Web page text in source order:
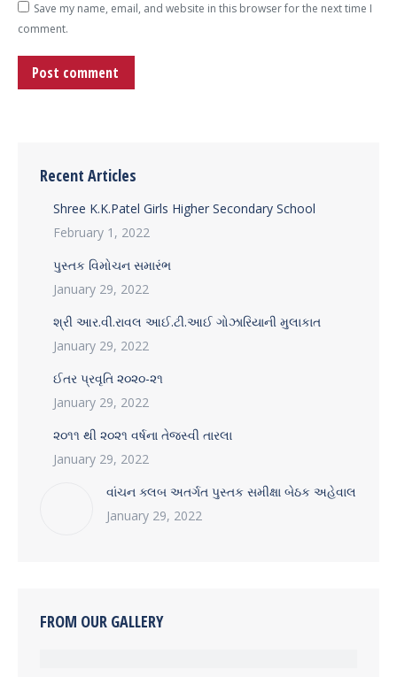
Save my name, email, and website in this browser for the next time I
comment.
Post comment
Recent Articles
Shree K.K.Patel Girls Higher Secondary School
February 1, 2022
પુસ્તક વિમોચન સમારંભ
January 29, 2022
શ્રી આર.વી.રાવલ આઈ.ટી.આઈ ગોઝારિયાની મુલાકાત
January 29, 2022
ઈતર પ્રવૃતિ ૨૦૨૦-૨૧
January 29, 2022
૨૦૧૧ થી ૨૦૨૧ વર્ષના તેજસ્વી તારલા
January 29, 2022
વાંચન ક્લબ અતર્ગત પુસ્તક સમીક્ષા બેઠક અહેવાલ
January 29, 2022
FROM OUR GALLERY